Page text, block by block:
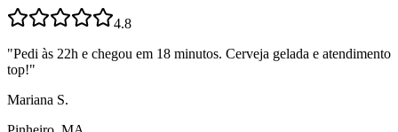
4.8
"Pedi às 22h e chegou em 18 minutos. Cerveja gelada e atendimento
top!"
Mariana S.